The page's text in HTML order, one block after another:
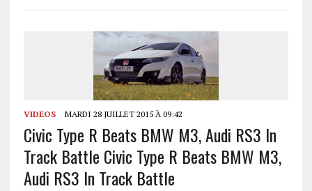
VIDEOS MARDI 28 JUILLET 2015 À 09:42
Civic Type R Beats BMW M3, Audi RS3 In
Track Battle Civic Type R Beats BMW M3,
Audi RS3 In Track Battle